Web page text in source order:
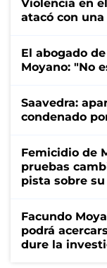
Violencia en
atacó con
El abogado
Moyano: "No
Saavedra:
condenado
Femicidio de
pruebas
pista sobre
Facundo
podrá
dure la